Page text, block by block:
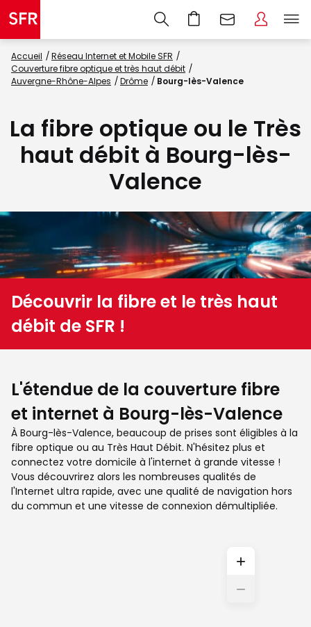
Accueil
Réseau Internet et Mobile SFR
Couverture fibre optique et très haut débit
Auvergne-Rhône-Alpes
Drôme Bourg-lès-Valence
La fibre optique ou le Très
haut débit à Bourg-lès-
Valence
Découvrir la fibre et le très haut
débit de SFR !
L'étendue de la couverture fibre
et internet à Bourg-lès-Valence
À Bourg-lès-Valence, beaucoup de prises sont éligibles à la
fibre optique ou au Très Haut Débit. N'hésitez plus et
connectez votre domicile à l'internet à grande vitesse !
Vous découvrirez alors les nombreuses qualités de
l'Internet ultra rapide, avec une qualité de navigation hors
du commun et une vitesse de connexion démultipliée.
+
−